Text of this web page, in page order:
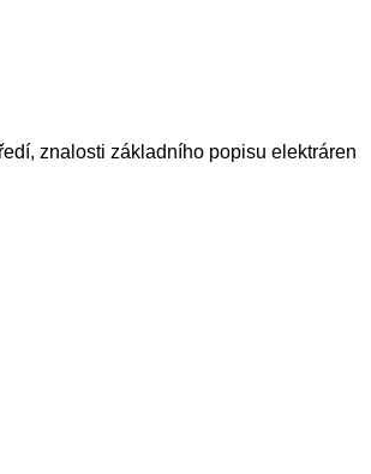
znalosti základního popisu elektráren